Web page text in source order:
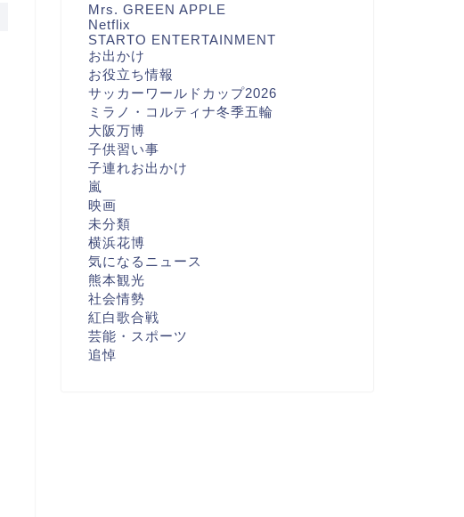
Mrs. GREEN APPLE
Netflix
STARTO ENTERTAINMENT
お出かけ
お役立ち情報
サッカーワールドカップ2026
ミラノ・コルティナ冬季五輪
大阪万博
子供習い事
子連れお出かけ
嵐
映画
未分類
横浜花博
気になるニュース
熊本観光
社会情勢
紅白歌合戦
芸能・スポーツ
追悼